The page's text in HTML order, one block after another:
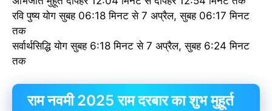
रवि पुष्य योग सुबह 06:18 मिनट से 7 अप्रैल, सुबह 06:17 मिनट
तक
सर्वार्थसिद्धि योग सुबह 6:18 मिनट से 7 अप्रैल, सुबह 6:24 मिनट
तक
राम नवमी 2025 राम दरबार का शुभ मुहूर्त